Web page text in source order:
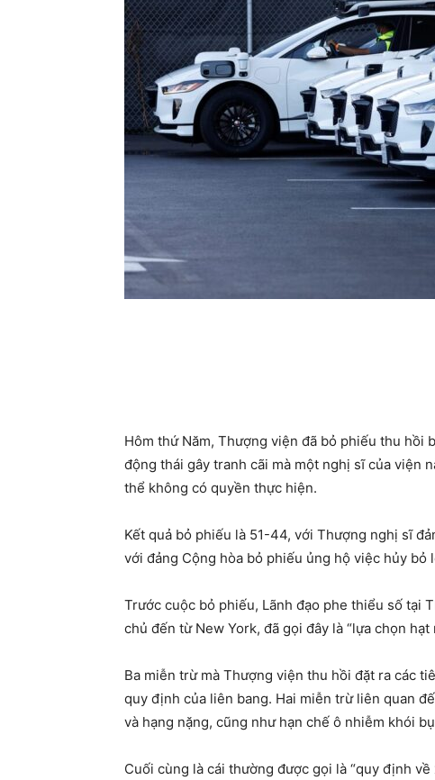
Hôm thứ Năm, Thượng viện đã bỏ phiếu thu
động thái gây tranh cãi mà một nghị sĩ của viện
thể không có quyền thực hiện.
Kết quả bỏ phiếu là 51-44, với Thượng nghị sĩ
với đảng Cộng hòa bỏ phiếu ủng hộ việc hủy bỏ
Trước cuộc bỏ phiếu, Lãnh đạo phe thiểu số tại
chủ đến từ New York, đã gọi đây là “lựa chọn hạt
Ba miễn trừ mà Thượng viện thu hồi đặt ra các
quy định của liên bang. Hai miễn trừ liên quan
và hạng nặng, cũng như hạn chế ô nhiễm khói
Cuối cùng là cái thường được gọi là “quy định